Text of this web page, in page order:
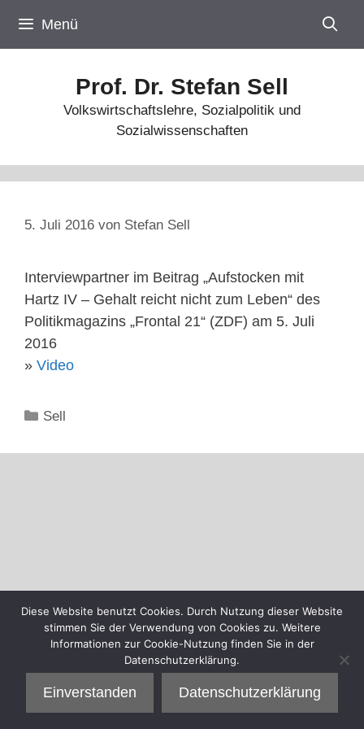
Inhalt
springen
Menü
Prof. Dr. Stefan Sell
Volkswirtschaftslehre, Sozialpolitik und
Sozialwissenschaften
5. Juli 2016 von Stefan Sell
Interviewpartner im Beitrag „Aufstocken mit
Hartz IV – Gehalt reicht nicht zum Leben“ des
Politikmagazins „Frontal 21“ (ZDF) am 5. Juli
2016
» Video
Kategorien
Sell
Diese Website benutzt Cookies. Durch Nutzung dieser Website
stimmen Sie der Verwendung von Cookies zu. Weitere
Informationen zur Cookie-Nutzung finden Sie in der
Datenschutzerklärung.
Einverstanden Datenschutzerklärung